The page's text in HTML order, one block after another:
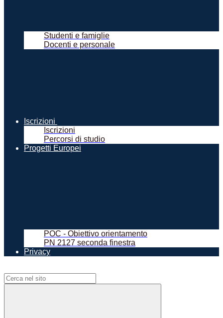
Studenti e famiglie
Docenti e personale
Iscrizioni
Iscrizioni
Percorsi di studio
Progetti Europei
POC - Obiettivo orientamento
PN 2127 seconda finestra
Privacy